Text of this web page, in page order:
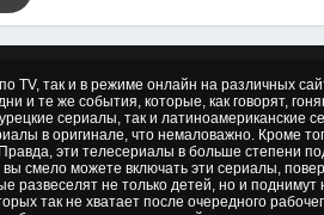
TV, так и в режиме онлайн на различных
и те же события, которые, как говорят,
сериалы, так и
в оригинале, что немаловажно. Кроме
эти телесериалы в больше степени
смело можете включать эти сериалы,
развеселят не только детей, но и
так не хватает после очередного